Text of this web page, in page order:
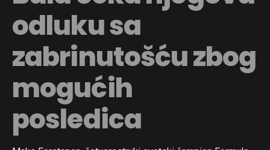
odluku sa
zabrinutošću zbog
mogućih
posledica